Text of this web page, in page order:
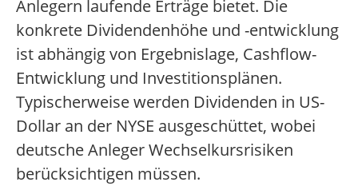
Anlegern laufende Erträge bietet. Die
konkrete Dividendenhöhe und -entwicklung
ist abhängig von Ergebnislage, Cashflow-
Entwicklung und Investitionsplänen.
Typischerweise werden Dividenden in US-
Dollar an der NYSE ausgeschüttet, wobei
deutsche Anleger Wechselkursrisiken
berücksichtigen müssen.